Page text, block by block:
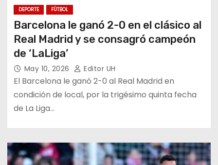
DEPORTE FÚTBOL
Barcelona le ganó 2-0 en el clásico al
Real Madrid y se consagró campeón
de ‘LaLiga’
May 10, 2026 Editor UH
El Barcelona le ganó 2-0 al Real Madrid en
condición de local, por la trigésimo quinta fecha
de La Liga…